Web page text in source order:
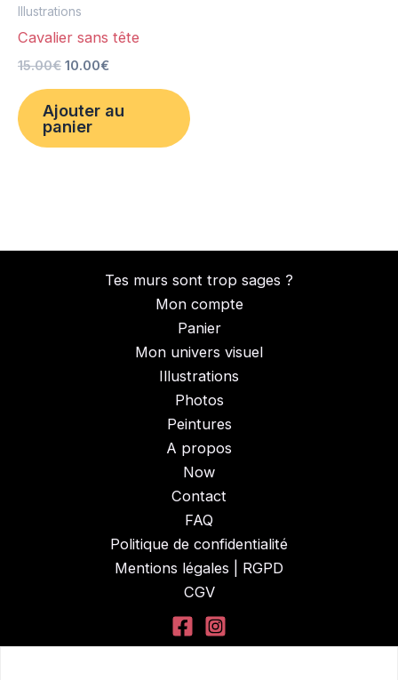
Illustrations
Cavalier sans tête
15.00€ 10.00€
Ajouter au
panier
Tes murs sont trop sages ?
Mon compte
Panier
Mon univers visuel
Illustrations
Photos
Peintures
A propos
Now
Contact
FAQ
Politique de confidentialité
Mentions légales | RGPD
CGV